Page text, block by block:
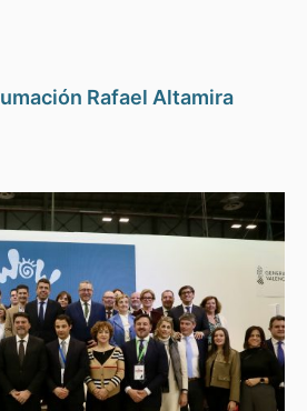
Rafael Altamira